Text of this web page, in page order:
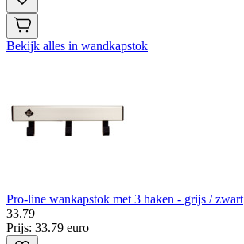
Bekijk alles in wandkapstok
Pro-line wankapstok met 3 haken - grijs / zwart
33.79
Prijs: 33.79 euro